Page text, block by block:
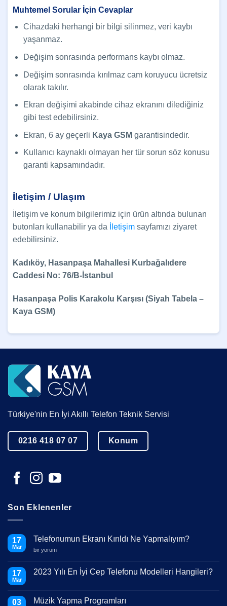
Muhtemel Sorular İçin Cevaplar
Cihazdaki herhangi bir bilgi silinmez, veri kaybı
yaşanmaz.
Değişim sonrasında performans kaybı olmaz.
Değişim sonrasında kırılmaz cam koruyucu ücretsiz
olarak takılır.
Ekran değişimi akabinde cihaz ekranını dilediğiniz
gibi test edebilirsiniz.
Ekran, 6 ay geçerli Kaya GSM garantisindedir.
Kullanıcı kaynaklı olmayan her tür sorun söz konusu
garanti kapsamındadır.
İletişim / Ulaşım
İletişim ve konum bilgilerimiz için ürün altında bulunan
butonları kullanabilir ya da
İletişim sayfamızı ziyaret
edebilirsiniz.
Kadıköy, Hasanpaşa Mahallesi Kurbağalıdere
Caddesi No: 76/B-İstanbul
Hasanpaşa Polis Karakolu Karşısı (Siyah Tabela –
Kaya GSM)
Türkiye'nin En İyi Akıllı Telefon Teknik Servisi
0216 418 07 07 Konum
Son Eklenenler
17
Mar
Telefonumun Ekranı Kırıldı Ne Yapmalıyım?
Telefonumun
Ne
Yapmalıyım?
bir yorum
17
Mar
2023 Yılı En İyi Cep Telefonu Modelleri Hangileri?
Yılı
03 Müzik Yapma Programları